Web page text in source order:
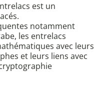
est un
notamment
les entrelacs
avec leurs
et leurs liens avec